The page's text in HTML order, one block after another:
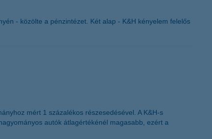
- közölte a pénzintézet. Két alap - K&H kényelem felelős
mért 1 százalékos részesedésével. A K&H-s
autók átlagértékénél magasabb, ezért a